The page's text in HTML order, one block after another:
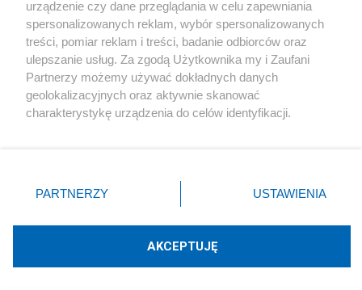
X Facebook Instagram Youtube
Technologię dostarcza:W3media.pl
urządzenie czy dane przeglądania w celu zapewniania
spersonalizowanych reklam, wybór spersonalizowanych
treści, pomiar reklam i treści, badanie odbiorców oraz
ulepszanie usług. Za zgodą Użytkownika my i Zaufani
Partnerzy możemy używać dokładnych danych
geolokalizacyjnych oraz aktywnie skanować
charakterystykę urządzenia do celów identyfikacji.
zmienić/wycofać klikając przycisk ustawień prywatności
znajdujący się w lewym dolnym rogu strony
rodzaje przetwarzania danych nie wymagają zgody
użytkownika, ale masz prawo sprzeciwić się takiemu
PARTNERZY USTAWIENIA
AKCEPTUJĘ